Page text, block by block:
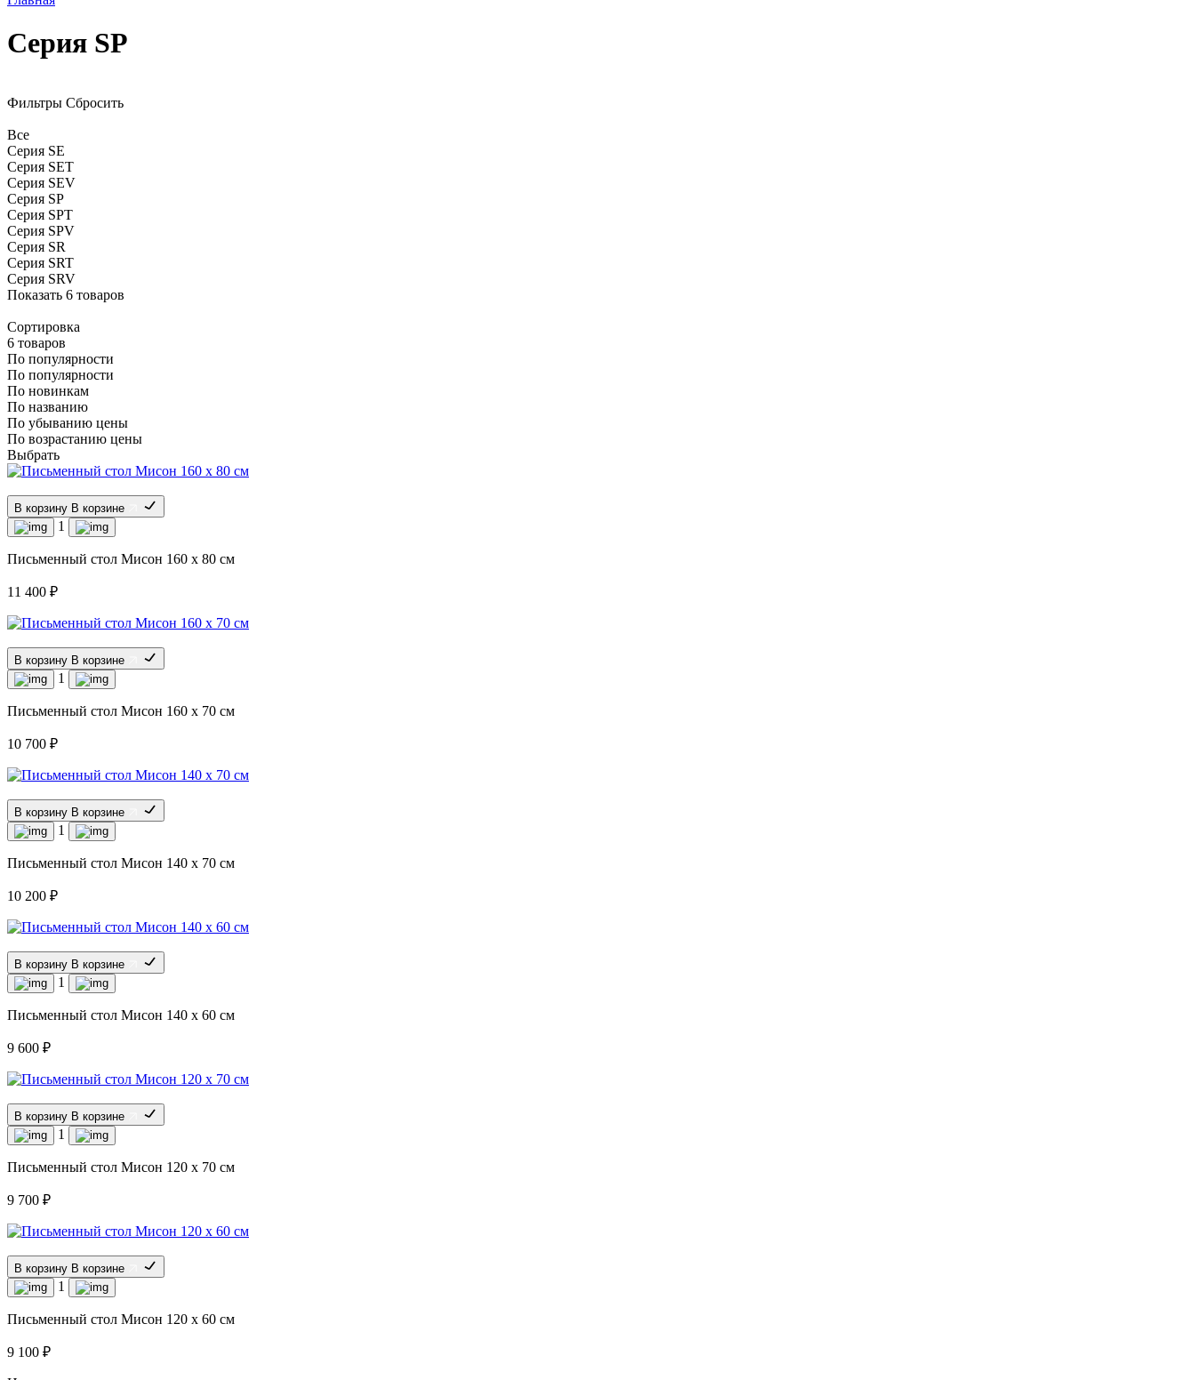
Серия SP
Фильтры Сбросить
Все
Серия SE
Серия SET
Серия SEV
Серия SP
Серия SPT
Серия SPV
Серия SR
Серия SRT
Серия SRV
Показать 6 товаров
Сортировка
6 товаров
По популярности
По популярности
По новинкам
По названию
По убыванию цены
По возрастанию цены
Выбрать
В корзину В корзине
1
Письменный стол Мисон 160 х 80 см
11 400 ₽
В корзину В корзине
1
Письменный стол Мисон 160 х 70 см
10 700 ₽
В корзину В корзине
1
Письменный стол Мисон 140 х 70 см
10 200 ₽
В корзину В корзине
1
Письменный стол Мисон 140 х 60 см
9 600 ₽
В корзину В корзине
1
Письменный стол Мисон 120 х 70 см
9 700 ₽
В корзину В корзине
1
Письменный стол Мисон 120 х 60 см
9 100 ₽